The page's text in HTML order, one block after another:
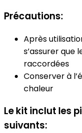
Précautions:
Après
s’assurer que
raccordées
Conserver à
chaleur
Le kit inclut les
suivants: